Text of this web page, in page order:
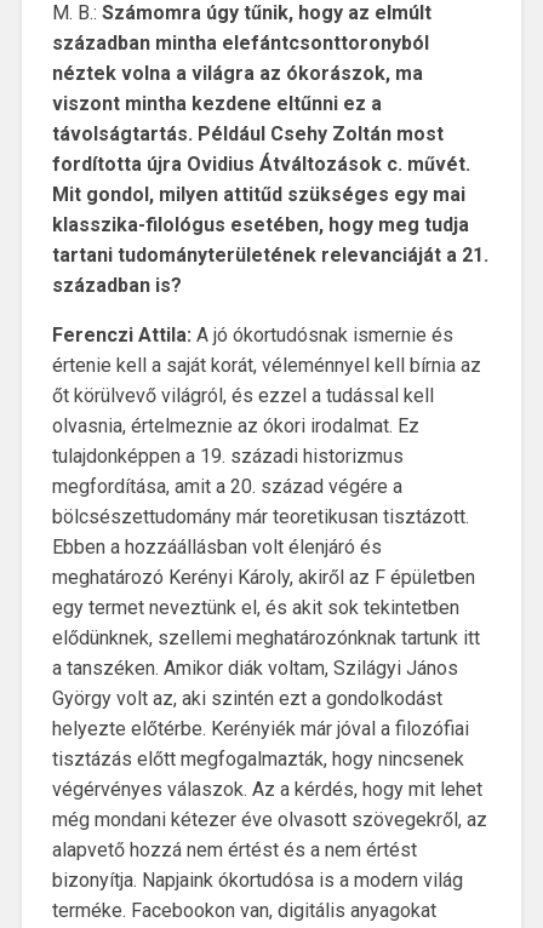
M. B.: Számomra úgy tűnik, hogy az elmúlt
században mintha elefántcsonttoronyból
néztek volna a világra az ókorászok, ma
viszont mintha kezdene eltűnni ez a
távolságtartás. Például Csehy Zoltán most
fordította újra Ovidius Átváltozások c. művét.
Mit gondol, milyen attitűd szükséges egy mai
klasszika-filológus esetében, hogy meg tudja
tartani tudományterületének relevanciáját a 21.
században is?
Ferenczi Attila: A jó ókortudósnak ismernie és
értenie kell a saját korát, véleménnyel kell bírnia az
őt körülvevő világról, és ezzel a tudással kell
olvasnia, értelmeznie az ókori irodalmat. Ez
tulajdonképpen a 19. századi historizmus
megfordítása, amit a 20. század végére a
bölcsészettudomány már teoretikusan tisztázott.
Ebben a hozzáállásban volt élenjáró és
meghatározó Kerényi Károly, akiről az F épületben
egy termet neveztünk el, és akit sok tekintetben
elődünknek, szellemi meghatározónknak tartunk itt
a tanszéken. Amikor diák voltam, Szilágyi János
György volt az, aki szintén ezt a gondolkodást
helyezte előtérbe. Kerényiék már jóval a filozófiai
tisztázás előtt megfogalmazták, hogy nincsenek
végérvényes válaszok. Az a kérdés, hogy mit lehet
még mondani kétezer éve olvasott szövegekről, az
alapvető hozzá nem értést és a nem értést
bizonyítja. Napjaink ókortudósa is a modern világ
terméke. Facebookon van, digitális anyagokat